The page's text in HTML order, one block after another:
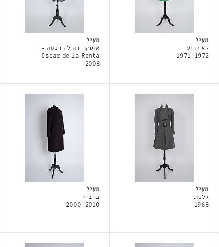
מעיל
לא ידוע
1971-1972
מעיל
אוסקר דה לה רנטה -
Oscar de la Renta
2008
מעיל
גלנוס
1968
מעיל
ברברי
2000-2010